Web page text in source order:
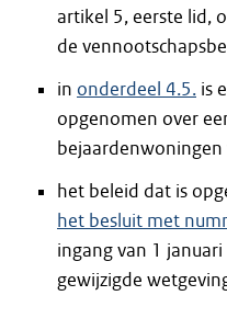
artikel 5, eerste lid,
de
in onderdeel 4.5. is
opgenomen over
het beleid dat is
het besluit met
ingang van 1
gewijzigde